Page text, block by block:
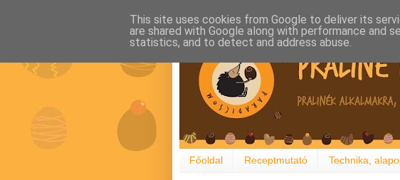
Főoldal Receptmutató Technika,
This site uses cookies from Google to deliver its
are shared with Google along with performance and
statistics, and to detect and address abuse.